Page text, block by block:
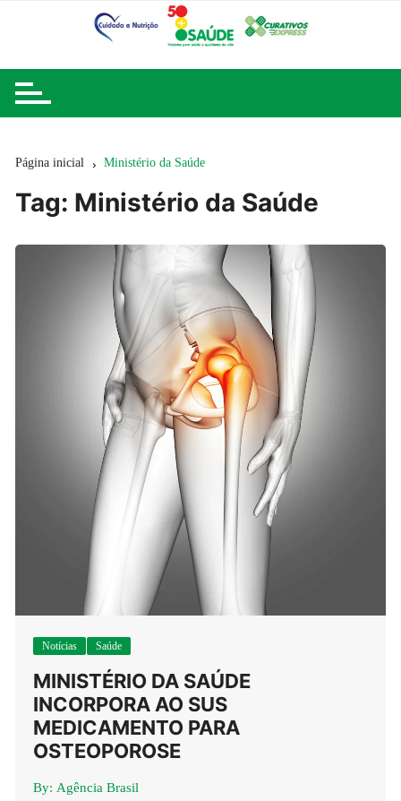
Página inicial Ministério da Saúde
Tag: Ministério da Saúde
Notícias Saúde
MINISTÉRIO DA SAÚDE
INCORPORA AO SUS
MEDICAMENTO PARA
OSTEOPOROSE
By: Agência Brasil